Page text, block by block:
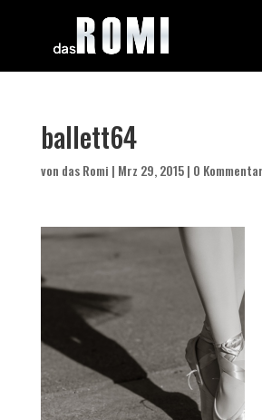
ballett64
von das Romi | Mrz 29, 2015| 0